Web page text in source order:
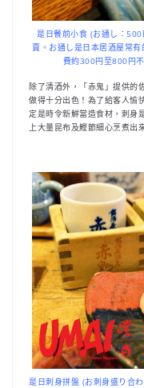
是日餐前小食 (お通し：
賣。お通し是日本居酒屋常
費約300円至800円
除了清酒外，「赤鬼」提供的
做得十分出色！為了給客人愉
定是時令新鮮當造食材，刺身
上大量昆布及鰹節細心烹煮出
是日刺身拼盤 (お刺身盛り合